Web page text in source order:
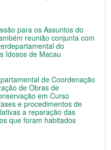
para os Assuntos do
reunião conjunta com
do
Idosos de Macau
de Coordenação
de Obras de
em Curso
e procedimentos de
a reparação das
que foram habitados